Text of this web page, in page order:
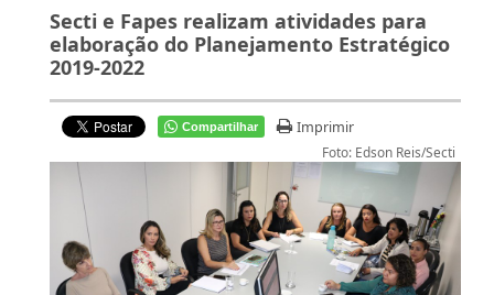
Secti e Fapes realizam atividades para
elaboração do Planejamento Estratégico
2019-2022
Compartilhar Imprimir
Foto: Edson Reis/Secti